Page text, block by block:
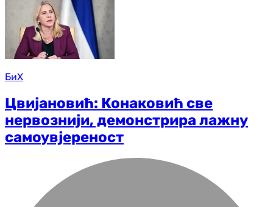
БиХ
Цвијановић: Конаковић све
нервознији, демонстрира лажну
самоувјереност